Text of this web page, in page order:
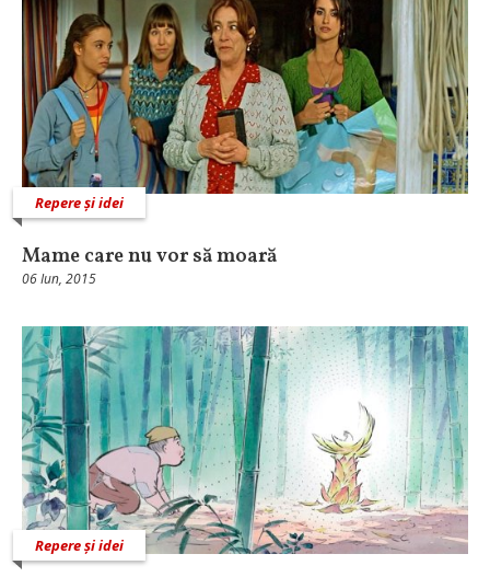
Repere și idei
Mame care nu vor să moară
06 Iun, 2015
Repere și idei